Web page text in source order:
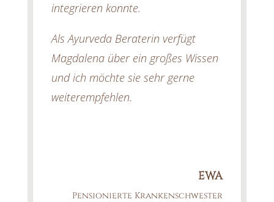
integrieren konnte.
Als Ayurveda Beraterin verfügt
Magdalena über ein großes Wissen
und ich möchte sie sehr gerne
weiterempfehlen.
EWA
Pensionierte Krankenschwester